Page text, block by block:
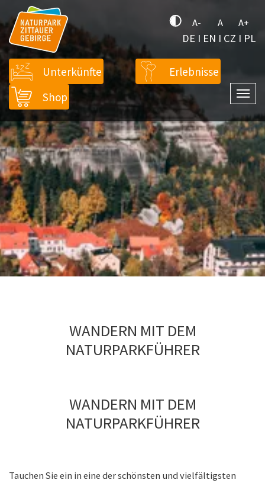
A- A A+
DE I EN I CZ I PL
Unterkünfte
Erlebnisse
Shop
WANDERN MIT DEM
NATURPARKFÜHRER
WANDERN MIT DEM
NATURPARKFÜHRER
Tauchen Sie ein in eine der schönsten und vielfältigsten